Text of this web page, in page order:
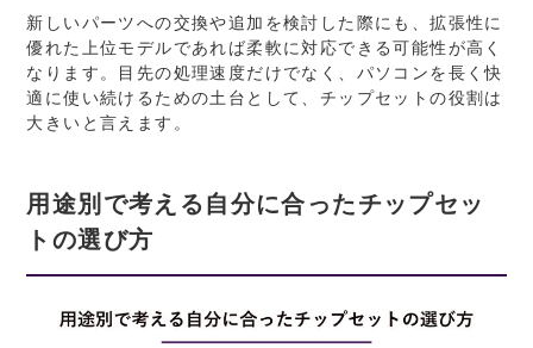
新しいパーツへの交換や追加を検討した際にも、拡張性に
優れた上位モデルであれば柔軟に対応できる可能性が高く
なります。目先の処理速度だけでなく、パソコンを長く快
適に使い続けるための土台として、チップセットの役割は
大きいと言えます。
用途別で考える自分に合ったチップセッ
トの選び方